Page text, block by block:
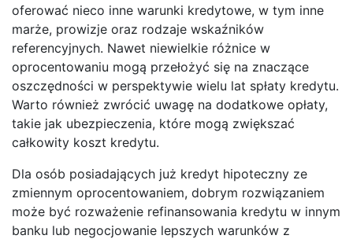
oferować nieco inne warunki kredytowe, w tym inne
marże, prowizje oraz rodzaje wskaźników
referencyjnych. Nawet niewielkie różnice w
oprocentowaniu mogą przełożyć się na znaczące
oszczędności w perspektywie wielu lat spłaty kredytu.
Warto również zwrócić uwagę na dodatkowe opłaty,
takie jak ubezpieczenia, które mogą zwiększać
całkowity koszt kredytu.
Dla osób posiadających już kredyt hipoteczny ze
zmiennym oprocentowaniem, dobrym rozwiązaniem
może być rozważenie refinansowania kredytu w innym
banku lub negocjowanie lepszych warunków z